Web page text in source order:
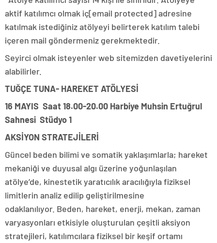
aktif katılımcı olmak iç[email protected] adresine
katılmak istediğiniz atölyeyi belirterek katılım talebi
içeren mail göndermeniz gerekmektedir.
Seyirci olmak isteyenler web sitemizden davetiyelerini
alabilirler.
TUĞÇE TUNA- HAREKET ATÖLYESİ
16 MAYIS Saat 18.00-20.00 Harbiye Muhsin Ertuğrul
Sahnesi Stüdyo 1
AKSİYON STRATEJİLERİ
Güncel beden bilimi ve somatik yaklaşımlarla; hareket
mekaniği ve duyusal algı üzerine yoğunlaşılan
atölye’de, kinestetik yaratıcılık aracılığıyla fiziksel
limitlerin analiz edilip geliştirilmesine
odaklanılıyor. Beden, hareket, enerji, mekan, zaman
varyasyonları etkisiyle oluşturulan çeşitli aksiyon
stratejileri, katılımcılara fiziksel bir keşif ortamı